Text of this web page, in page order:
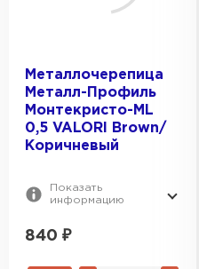
Металлочерепица
Металл-Профиль
Монтекристо-ML
0,5 VALORI Brown/
Коричневый
Показать
информацию
840 ₽